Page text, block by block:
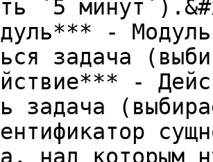
`5
-
задача
-
задача
над которым